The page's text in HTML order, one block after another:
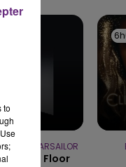
- 15h00
& STARSAILOR
To The Floor
to